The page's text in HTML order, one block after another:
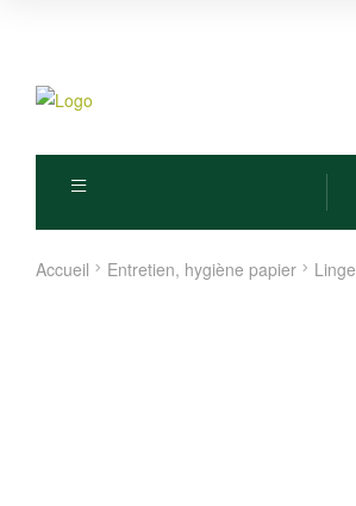
Accueil Entretien, hygiène papier Linge